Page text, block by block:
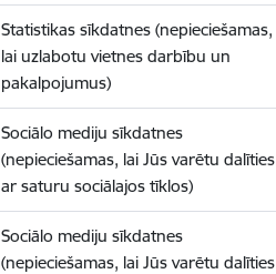
Statistikas sīkdatnes (nepieciešamas,
lai uzlabotu vietnes darbību un
pakalpojumus)
Sociālo mediju sīkdatnes
(nepieciešamas, lai Jūs varētu dalīties
ar saturu sociālajos tīklos)
Sociālo mediju sīkdatnes
(nepieciešamas, lai Jūs varētu dalīties